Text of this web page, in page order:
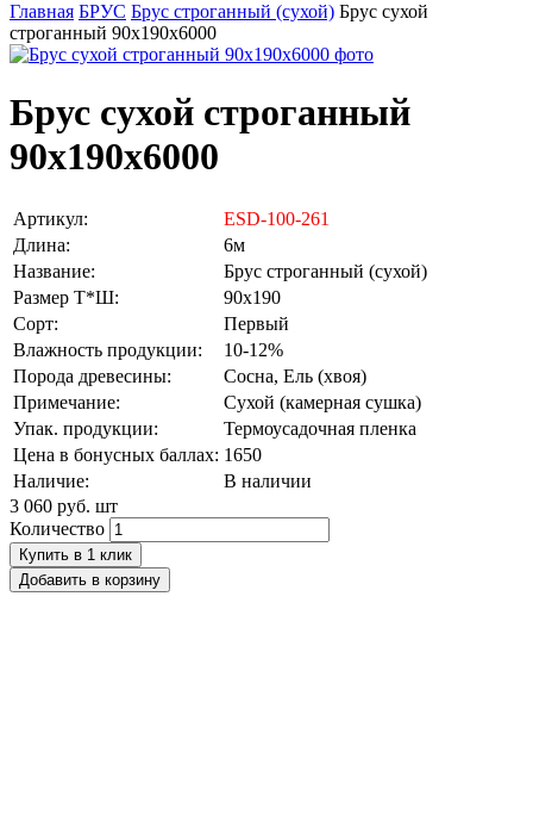
Главная БРУС Брус строганный (сухой) Брус сухой
строганный 90х190х6000
Брус сухой строганный
90х190х6000
Артикул:
ESD-100-261
Длина:
6м
Название:
Брус строганный (сухой)
Размер Т*Ш:
90х190
Сорт:
Первый
Влажность продукции:
10-12%
Порода древесины:
Сосна, Ель (хвоя)
Примечание:
Сухой (камерная сушка)
Упак. продукции:
Термоусадочная пленка
Цена в бонусных баллах: 1650
Наличие:
В наличии
3 060 руб. шт
Количество
Купить в 1 клик
Добавить в корзину